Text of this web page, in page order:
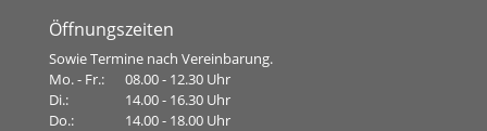
Öffnungszeiten
Sowie Termine nach Vereinbarung.
Mo. - Fr.:
08.00 - 12.30 Uhr
Di.:
14.00 - 16.30 Uhr
Do.:
14.00 - 18.00 Uhr